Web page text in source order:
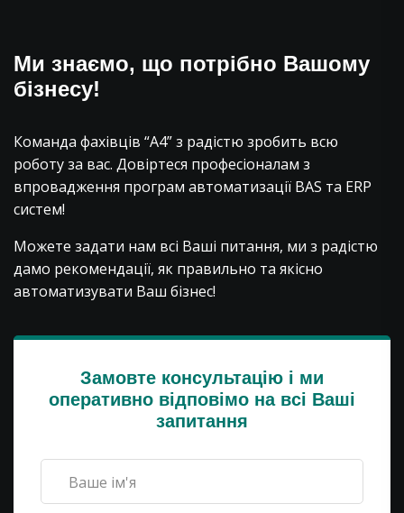
Ми знаємо, що потрібно Вашому
бізнесу!
Команда фахівців “А4” з радістю зробить всю
роботу за вас. Довіртеся професіоналам з
впровадження програм автоматизації BAS та ERP
систем!
Можете задати нам всі Ваші питання, ми з радістю
дамо рекомендації, як правильно та якісно
автоматизувати Ваш бізнес!
Замовте консультацію і ми
оперативно відповімо на всі Ваші
запитання